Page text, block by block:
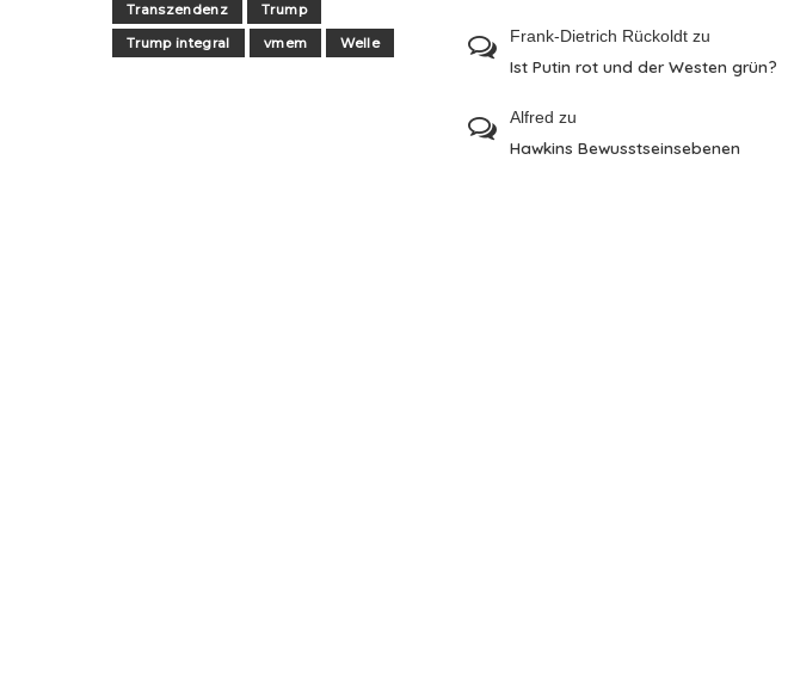
Transzendenz
Trump
Trump integral
vmem Welle Frank-Dietrich Rückoldt zu
Ist Putin rot und der Westen grün?
Alfred zu
Hawkins Bewusstseinsebenen